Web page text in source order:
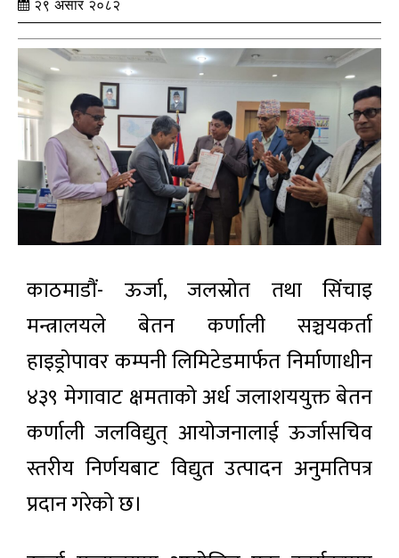
२९ असार २०८२
काठमाडौं- ऊर्जा, जलस्रोत तथा सिंचाइ
मन्त्रालयले बेतन कर्णाली सञ्चयकर्ता
हाइड्रोपावर कम्पनी लिमिटेडमार्फत निर्माणाधीन
४३९ मेगावाट क्षमताको अर्ध जलाशययुक्त बेतन
कर्णाली जलविद्युत् आयोजनालाई ऊर्जासचिव
स्तरीय निर्णयबाट विद्युत उत्पादन अनुमतिपत्र
प्रदान गरेको छ।